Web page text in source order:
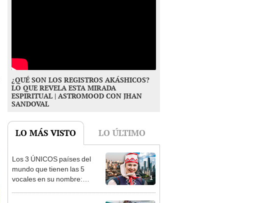
¿QUÉ SON LOS REGISTROS AKÁSHICOS?
LO QUE REVELA ESTA MIRADA
ESPIRITUAL | ASTROMOOD CON JHAN
SANDOVAL
LO MÁS VISTO LO ÚLTIMO
1
Los 3 ÚNICOS países del
mundo que tienen las 5
vocales en su nombre: